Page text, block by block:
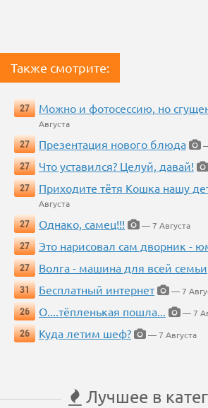
Также смотрите:
27 Можно и фотосессию, но
Августа
27
Презентация нового блюда
27
Что уставился? Целуй, давай!
27
Приходите тётя Кошка нашу
Августа
27
Однако, самец!!!
— 7 Августа
27
Это нарисовал сам дворник -
27
Волга - машина для всей семьи
31
Бесплатный интернет
— 7
26
О....тёпленькая пошла...
— 7
26
Куда летим шеф? — 7 Августа
Лучшее в